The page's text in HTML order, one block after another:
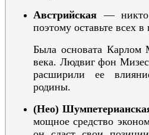
Австрийская — никто
поэтому оставьте всех в
Была основата
века. Людвиг фон
расширили ее
родины.
(Нео)
мощное средство